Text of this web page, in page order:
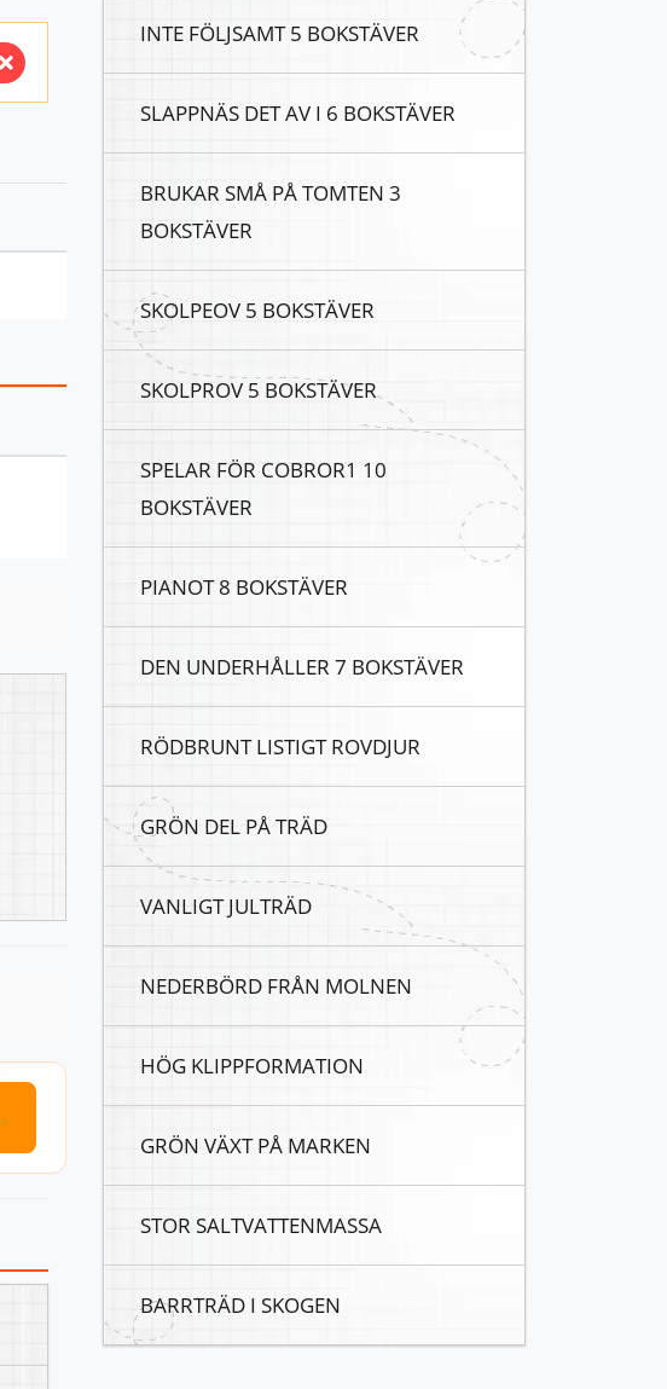
INTE FÖLJSAMT 5 BOKSTÄVER
SLAPPNÄS DET AV I 6 BOKSTÄVER
BRUKAR SMÅ PÅ TOMTEN 3
BOKSTÄVER
SKOLPEOV 5 BOKSTÄVER
SKOLPROV 5 BOKSTÄVER
SPELAR FÖR COBROR1 10
BOKSTÄVER
PIANOT 8 BOKSTÄVER
DEN UNDERHÅLLER 7 BOKSTÄVER
RÖDBRUNT LISTIGT ROVDJUR
GRÖN DEL PÅ TRÄD
VANLIGT JULTRÄD
NEDERBÖRD FRÅN MOLNEN
HÖG KLIPPFORMATION
GRÖN VÄXT PÅ MARKEN
STOR SALTVATTENMASSA
BARRTRÄD I SKOGEN